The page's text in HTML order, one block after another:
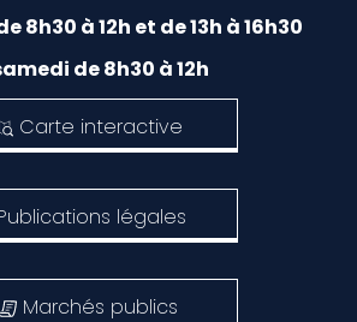
8h30 à 12h et de 13h à 16h30
de 8h30 à 12h
Carte interactive
légales
Marchés publics